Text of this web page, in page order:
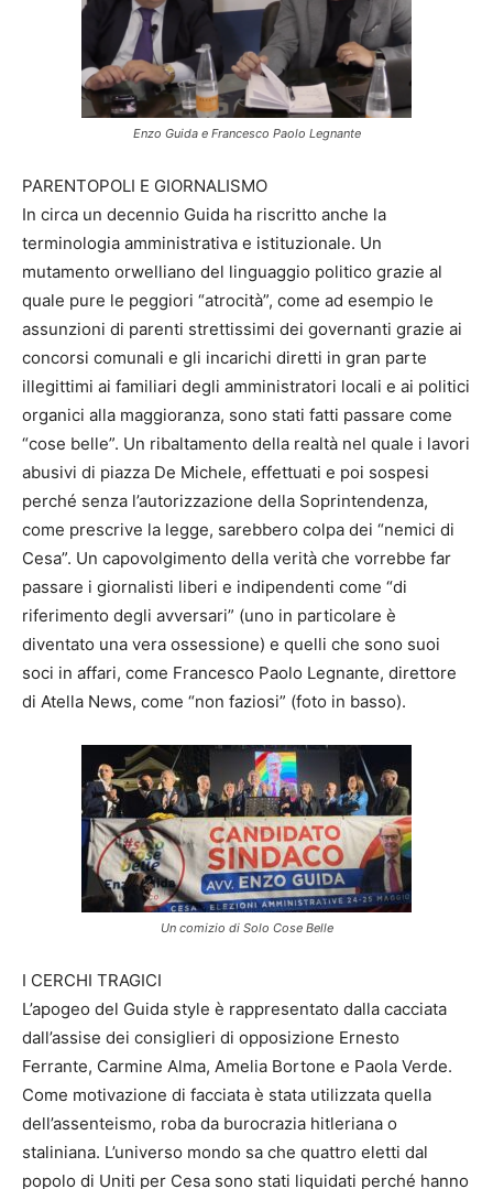
Enzo Guida e Francesco Paolo Legnante
PARENTOPOLI E GIORNALISMO
In circa un decennio Guida ha riscritto anche la
terminologia amministrativa e istituzionale. Un
mutamento orwelliano del linguaggio politico grazie al
quale pure le peggiori “atrocità”, come ad esempio le
assunzioni di parenti strettissimi dei governanti grazie ai
concorsi comunali e gli incarichi diretti in gran parte
illegittimi ai familiari degli amministratori locali e ai politici
organici alla maggioranza, sono stati fatti passare come
“cose belle”. Un ribaltamento della realtà nel quale i lavori
abusivi di piazza De Michele, effettuati e poi sospesi
perché senza l’autorizzazione della Soprintendenza,
come prescrive la legge, sarebbero colpa dei “nemici di
Cesa”. Un capovolgimento della verità che vorrebbe far
passare i giornalisti liberi e indipendenti come “di
riferimento degli avversari” (uno in particolare è
diventato una vera ossessione) e quelli che sono suoi
soci in affari, come Francesco Paolo Legnante, direttore
di Atella News, come “non faziosi” (foto in basso).
Un comizio di Solo Cose Belle
I CERCHI TRAGICI
L’apogeo del Guida style è rappresentato dalla cacciata
dall’assise dei consiglieri di opposizione Ernesto
Ferrante, Carmine Alma, Amelia Bortone e Paola Verde.
Come motivazione di facciata è stata utilizzata quella
dell’assenteismo, roba da burocrazia hitleriana o
staliniana. L’universo mondo sa che quattro eletti dal
popolo di Uniti per Cesa sono stati liquidati perché hanno